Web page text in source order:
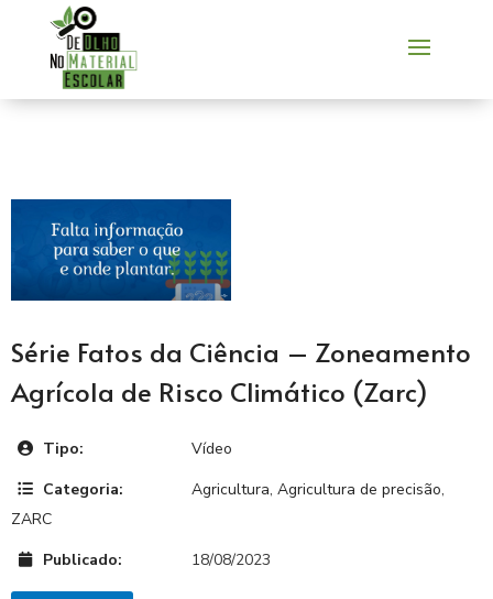
Série Fatos da Ciência – Zoneamento
Agrícola de Risco Climático (Zarc)
Tipo:
Vídeo
Categoria:
Agricultura, Agricultura de precisão,
ZARC
Publicado:
18/08/2023